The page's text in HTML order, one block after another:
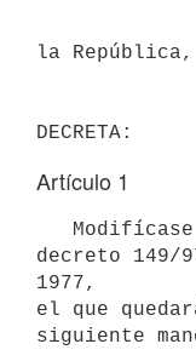
la República,
DECRETA:
Artículo 1
decreto 149/
1977,
el que
siguiente